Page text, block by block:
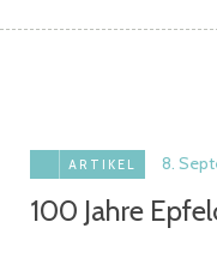
ARTIKEL 8.
100 Jahre